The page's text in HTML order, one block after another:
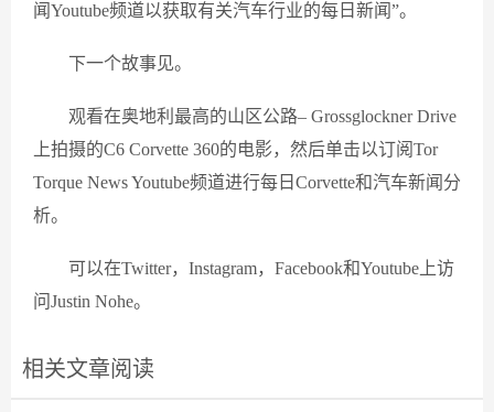
闻Youtube频道以获取有关汽车行业的每日新闻”。
下一个故事见。
观看在奥地利最高的山区公路– Grossglockner Drive
上拍摄的C6 Corvette 360​​的电影，然后单击以订阅Tor
Torque News Youtube频道进行每日Corvette和汽车新闻分
析。
可以在Twitter，Instagram，Facebook和Youtube上访
问Justin Nohe。
相关文章阅读